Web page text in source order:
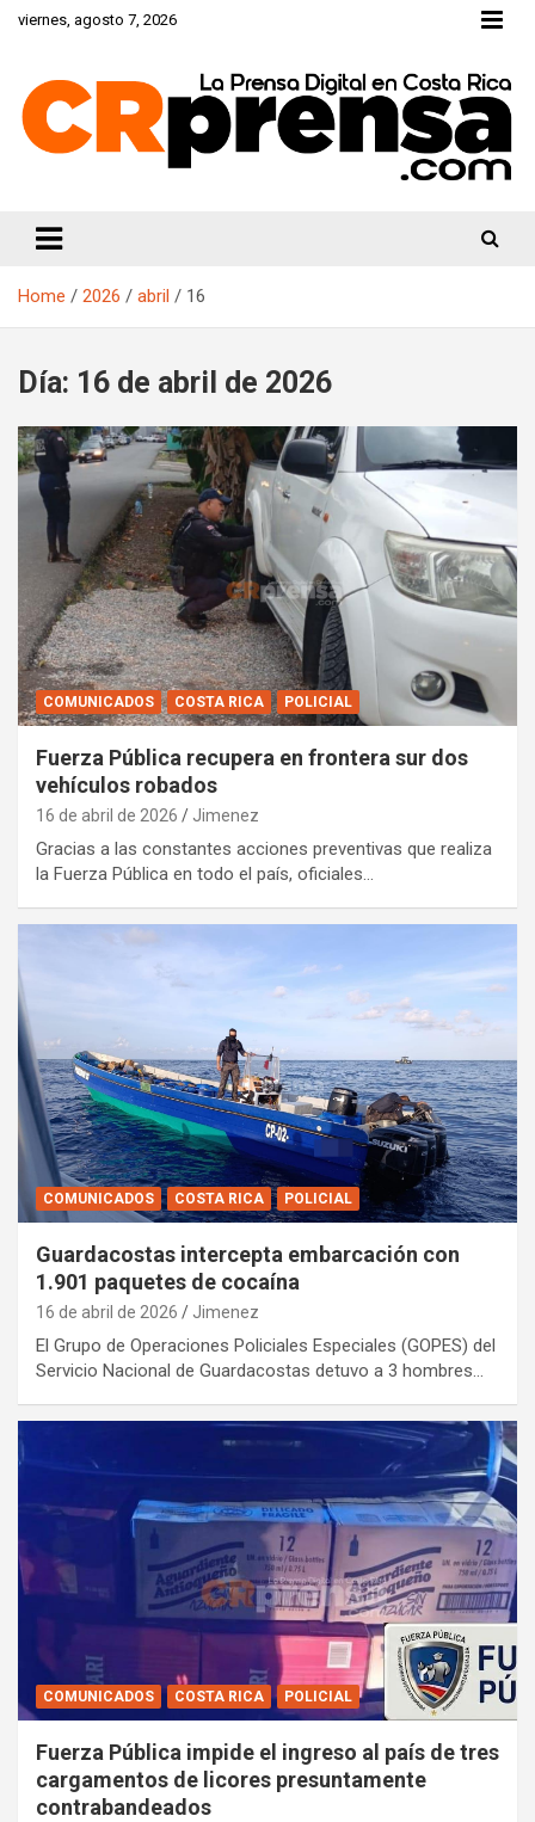
Skipviernes, agosto 7, 2026
Home 2026 abril 16
Día: 16 de abril de 2026
COMUNICADOS COSTA RICA POLICIAL
Fuerza Pública recupera en frontera sur dos
vehículos robados
16 de abril de 2026 Jimenez
Gracias a las constantes acciones preventivas que realiza
la Fuerza Pública en todo el país, oficiales…
COMUNICADOS COSTA RICA POLICIAL
Guardacostas intercepta embarcación con
1.901 paquetes de cocaína
16 de abril de 2026 Jimenez
El Grupo de Operaciones Policiales Especiales (GOPES) del
Servicio Nacional de Guardacostas detuvo a 3 hombres…
COMUNICADOS COSTA RICA POLICIAL
Fuerza Pública impide el ingreso al país de tres
cargamentos de licores presuntamente
contrabandeados